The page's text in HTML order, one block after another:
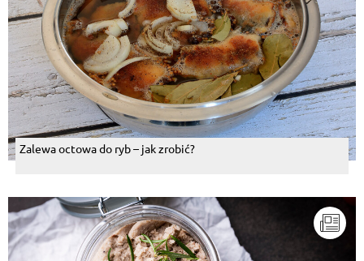
Zalewa octowa do ryb – jak zrobić?